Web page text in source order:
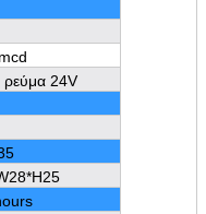
ρεύμα 24V